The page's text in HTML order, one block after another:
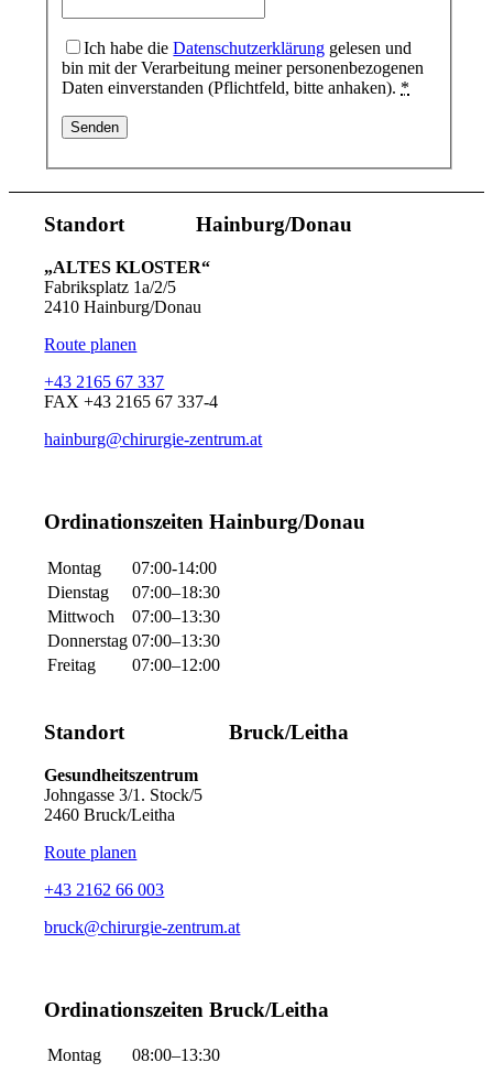
Ich habe dieDatenschutzerklärung gelesen und
bin mit der Verarbeitung meiner personenbezogenen
Daten einverstanden (Pflichtfeld, bitte anhaken). *
Standort Hainburg/Donau
„ALTES KLOSTER“
Fabriksplatz 1a/2/5
2410 Hainburg/Donau
Route planen
+43 2165 67 337
FAX +43 2165 67 337-4
hainburg@chirurgie-zentrum.at
Ordinationszeiten Hainburg/Donau
Montag
07:00-14:00
Dienstag
07:00–18:30
Mittwoch
07:00–13:30
Donnerstag 07:00–13:30
Freitag
07:00–12:00
Standort Bruck/Leitha
Gesundheitszentrum
Johngasse 3/1. Stock/5
2460 Bruck/Leitha
Route planen
+43 2162 66 003
bruck@chirurgie-zentrum.at
Ordinationszeiten Bruck/Leitha
Montag
08:00–13:30